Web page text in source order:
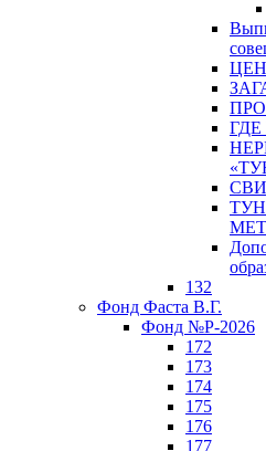
132
Фонд Фаста В.Г.
Фонд №Р-2026
172
173
174
175
176
177